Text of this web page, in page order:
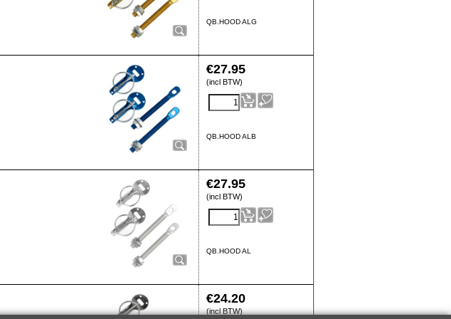
QB.HOOD ALG
€27.95
(incl BTW)
QB.HOOD ALB
€27.95
(incl BTW)
QB.HOOD AL
€24.20
(incl BTW)